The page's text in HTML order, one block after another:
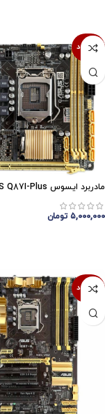
ناموجود
مادربرد ایسوس ASUS Q87I-Plus استوک
۵,۰۰۰,۰۰۰ تومان
ناموجود